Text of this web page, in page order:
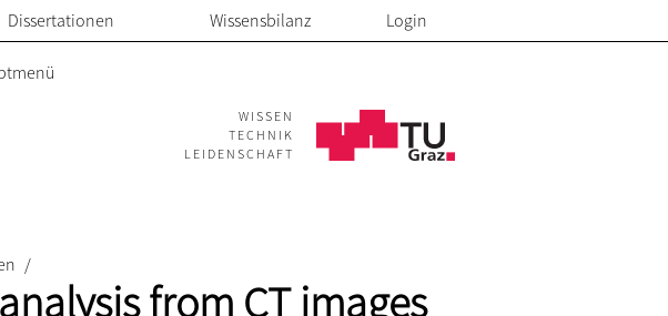
Dissertationen Wissensbilanz Login
WISSEN
TECHNIK
LEIDENSCHAFT
/
from CT images